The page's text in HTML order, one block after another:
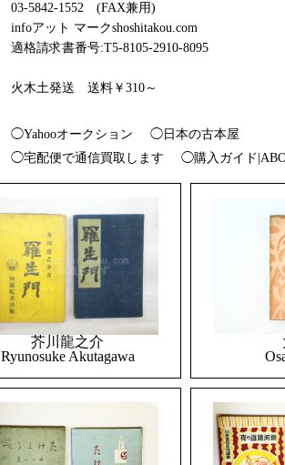
03-5842-1552 (FAX兼用)
infoアット マークshoshitakou.com
適格請求書番号:T5-8105-2910-8095
火木土発送 送料￥310～
◯Yahooオークション
◯日本の古本屋
◯宅配便で通信買取します
◯購入ガイド
芥川龍之介
Ryunosuke Akutagawa